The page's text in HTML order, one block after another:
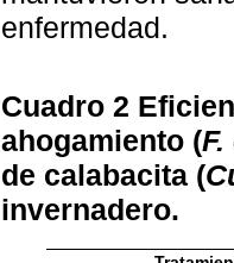
enfermedad.
Cuadro 2
ahogamiento (
de calabacita (
invernadero.